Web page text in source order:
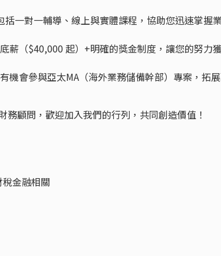
一對一輔導、線上與實體課程，協助您迅速掌握
薪（$40,000 起）+明確的獎金制度，讓您的努力
機會參與亞太MA（海外業務儲備幹部）專案，拓
顧問，歡迎加入我們的行列，共同創造價值！
金融相關